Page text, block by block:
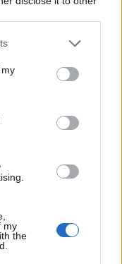
my
the
qui